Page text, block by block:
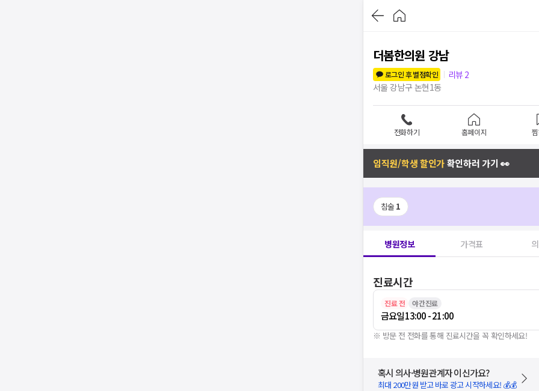
더봄한의원 강남
로그인 후 별점확인
리뷰 2
서울 강남구 논현1동
전화하기 홈페이지
임직원/학생 할인가확인하러 가기 👀
침술 1
병원정보 가격표
진료시간
진료 전 야간진료
금요일13:00 - 21:00
※ 방문 전 전화를 통해 진료시간을 꼭 확인하세요!
혹시 의사·병원관계자 이신가요?
최대 200만원 받고 바로 광고 시작하세요! 💰💰